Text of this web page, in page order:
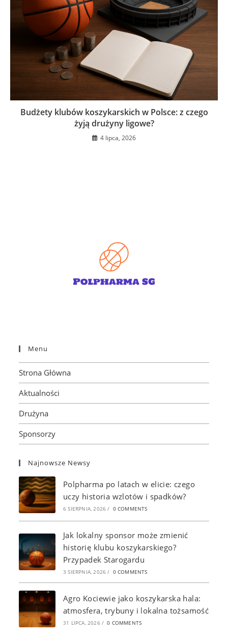
Budżety klubów koszykarskich w Polsce: z czego
żyją drużyny ligowe?
4 lipca, 2026
Menu
Strona Główna
Aktualności
Drużyna
Sponsorzy
Najnowsze Newsy
Polpharma po latach w elicie: czego
uczy historia wzlotów i spadków?
6 SIERPNIA, 2026 / 0 COMMENTS
Jak lokalny sponsor może zmienić
historię klubu koszykarskiego?
Przypadek Starogardu
3 SIERPNIA, 2026 / 0 COMMENTS
Agro Kociewie jako koszykarska hala:
atmosfera, trybuny i lokalna tożsamość
31 LIPCA, 2026 / 0 COMMENTS